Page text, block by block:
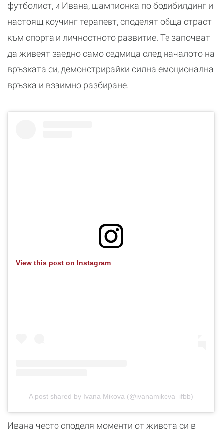
футболист, и Ивана, шампионка по бодибилдинг и
настоящ коучинг терапевт, споделят обща страст
към спорта и личностното развитие. Те започват
да живеят заедно само седмица след началото на
връзката си, демонстрирайки силна емоционална
връзка и взаимно разбиране.
View this post on Instagram
A post shared by Ivana Mikova (@ivanamikova_ifbb)
Ивана често споделя моменти от живота си в